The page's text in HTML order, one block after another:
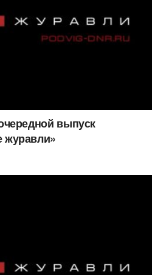
выпуск